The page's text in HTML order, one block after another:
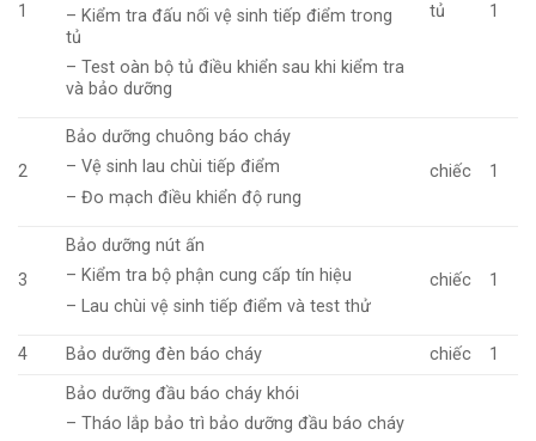
1
– Kiểm tra đấu nối vệ sinh tiếp điểm trong
tủ
– Test oàn bộ tủ điều khiển sau khi kiểm tra
và bảo dưỡng
tủ 1
2
Bảo dưỡng chuông báo cháy
– Vệ sinh lau chùi tiếp điểm
– Đo mạch điều khiển độ rung
chiếc 1
3
Bảo dưỡng nút ấn
– Kiểm tra bộ phận cung cấp tín hiệu
– Lau chùi vệ sinh tiếp điểm và test thử
chiếc 1
4 Bảo dưỡng đèn báo cháy chiếc
1
Bảo dưỡng đầu báo cháy khói
– Tháo lắp bảo trì bảo dưỡng đầu báo cháy